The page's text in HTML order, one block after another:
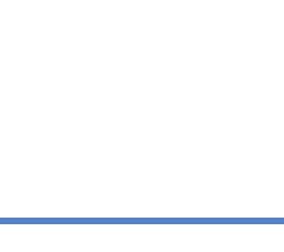
，報科技部後視年資